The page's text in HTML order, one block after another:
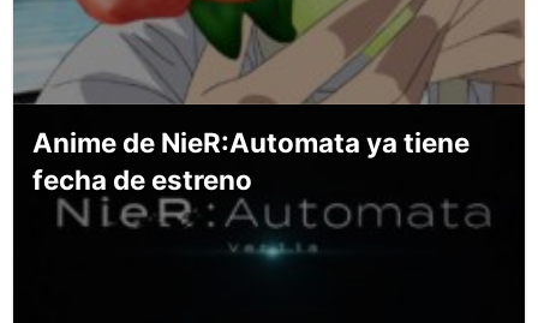
Anime de NieR:Automata ya tiene
fecha de estreno